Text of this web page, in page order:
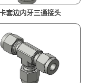
套边内牙三通接头